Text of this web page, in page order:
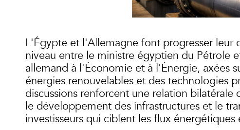
L'Égypte et l'Allemagne font progresser leur
niveau entre le ministre égyptien du Pétrole
allemand à l'Économie et à l'Énergie, axées
énergies renouvelables et des technologies
discussions renforcent une relation
le développement des infrastructures et le
investisseurs qui ciblent les flux